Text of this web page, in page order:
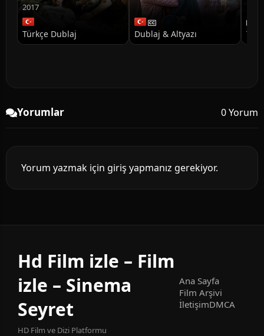
2017
Türkçe Dublaj Dublaj & Altyazı
Yorumlar 0 Yorum
Yorum yazmak için giriş yapmanız gerekiyor.
Hd Film izle – Film
izle – Sinema
Seyret
HD Film ve Dizi Platformu
Ana Sayfa
Film Arşivi
İletişimDMCA